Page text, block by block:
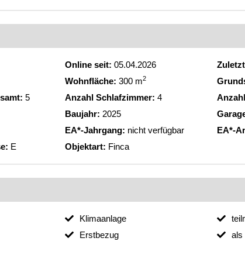
Online seit: 05.04.2026
Wohnfläche: 300 m2
5 Anzahl Schlafzimmer: 4
Baujahr: 2025
EA*-Jahrgang: nicht verfügbar EA*-
E Objektart: Finca
Klimaanlage
Erstbezug
als